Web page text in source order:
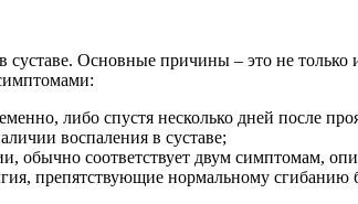
Основные причины – это не
либо спустя несколько дней после
воспаления в суставе;
обычно соответствует двум симптомам,
препятствующие нормальному сгибанию